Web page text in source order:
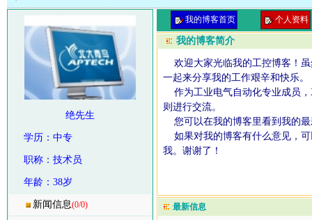
绝先生
学历：中专
职称：技术员
年龄：38岁
新闻信息(0/0)
我的博客首页 个人资料
我的博客简介
欢迎大家光临我的工控博客！虽
一起来分享我的工作艰辛和快乐。
作为工业电气自动化专业成员，
则进行交流。
您可以在我的博客里看到我的最
如果对我的博客有什么意见，可
我。谢谢了！
最新信息